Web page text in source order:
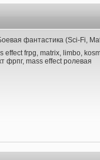
фантастика (Sci-Fi,
effect frpg, matrix, limbo,
фрпг, mass effect ролевая